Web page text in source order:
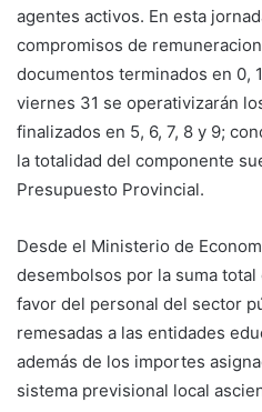
agentes activos. En esta
compromisos de
documentos terminados en 0,
viernes 31 se operativizarán
finalizados en 5, 6, 7, 8 y 9;
la totalidad del componente
Presupuesto Provincial.
Desde el Ministerio de
desembolsos por la suma
favor del personal del sector
remesadas a las entidades
además de los importes
sistema previsional local